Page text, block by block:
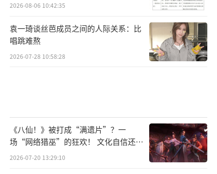
2026-08-06 10:42:35
袁一琦谈丝芭成员之间的人际关系：比
唱跳难熬
2026-07-28 10:58:28
《八仙！》被打成“满遗片”？一
场“网络猎巫”的狂欢！ 文化自信还是
焦虑？
2026-07-20 13:29:10